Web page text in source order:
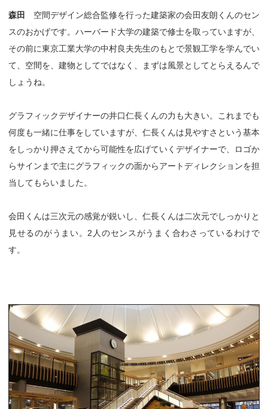
森田
空間デザイン総合監修を行った建築家の会田友朗くんのセン
スのおかげです。ハーバード大学の建築で修士を取っていますが、
その前に東京工業大学の中村良夫先生のもとで景観工学を学んでい
て、空間を、建物としてではなく、まずは風景としてとらえるんで
しょうね。
グラフィックデザイナーの井口仁長くんの力も大きい。これまでも
何度も一緒に仕事をしていますが、仁長くんは見やすさという基本
をしっかり押さえてから可能性を広げていくデザイナーで、ロゴか
らサインまで主にグラフィックの面からアートディレクションを担
当してもらいました。
会田くんは三次元の感覚が鋭いし、仁長くんは二次元でしっかりと
見せるのがうまい。2人のセンスがうまく合わさっているわけで
す。